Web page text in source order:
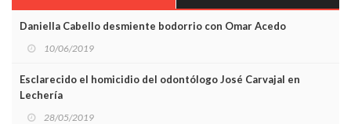
Daniella Cabello desmiente bodorrio con Omar Acedo
10/06/2019
Esclarecido el homicidio del odontólogo José Carvajal en
Lechería
28/05/2019